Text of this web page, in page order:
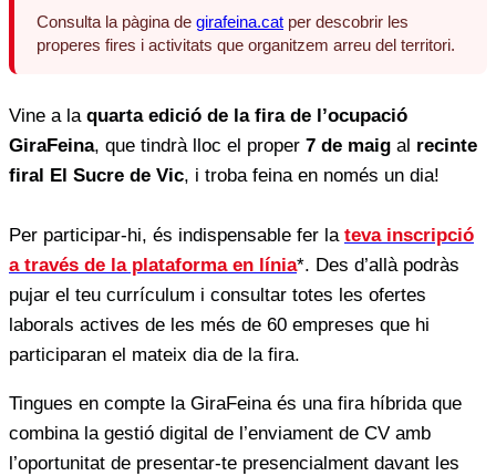
Consulta la pàgina de girafeina.cat per descobrir les
properes fires i activitats que organitzem arreu del territori.
Vine a la quarta edició de la fira de l’ocupació
GiraFeina, que tindrà lloc el proper 7 de maig al recinte
firal El Sucre de Vic, i troba feina en només un dia!
Per participar-hi, és indispensable fer la teva inscripció
a través de la plataforma en línia*. Des d’allà podràs
pujar el teu currículum i consultar totes les ofertes
laborals actives de les més de 60 empreses que hi
participaran el mateix dia de la fira.
Tingues en compte la GiraFeina és una fira híbrida que
combina la gestió digital de l’enviament de CV amb
l’oportunitat de presentar-te presencialment davant les